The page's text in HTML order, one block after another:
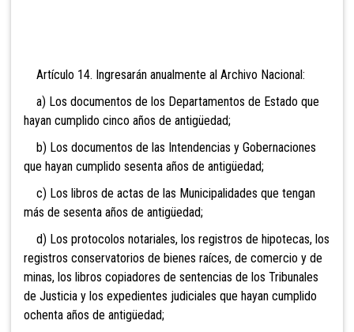
Artículo 14. Ingresarán anualmente al Archivo Nacional:
a) Los documentos de los Departamentos de Estado que
hayan cumplido cinco años de antigüedad;
b) Los documentos de las Intendencias y Gobernaciones
que hayan cumplido sesenta años de antigüedad;
c) Los libros de actas de las Municipalidades que tengan
más de sesenta años de antigüedad;
d) Los protocolos notariales, los registros de hipotecas, los
registros conservatorios de bienes raíces, de comercio y de
minas, los libros copiadores de sentencias de los Tribunales
de Justicia y los expedientes judiciales que hayan cumplido
ochenta años de antigüedad;